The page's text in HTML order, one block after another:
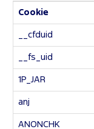
Cookie
__cfduid
__fs_uid
1P_JAR
anj
ANONCHK